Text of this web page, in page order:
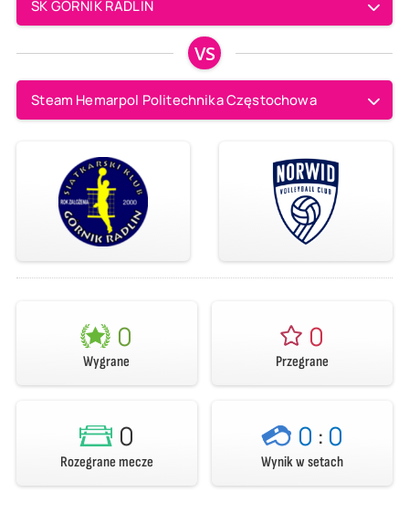
SK GÓRNIK RADLIN
VS
Steam Hemarpol Politechnika Częstochowa
0
Wygrane
0
Przegrane
0
Rozegrane mecze
0 : 0
Wynik w setach